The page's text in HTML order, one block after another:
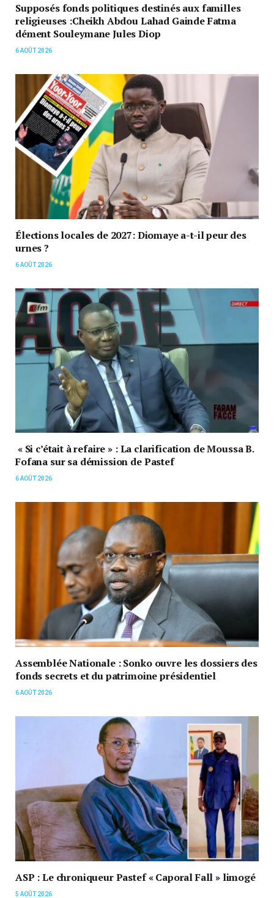
Supposés fonds politiques destinés aux familles
religieuses :Cheikh Abdou Lahad Gainde Fatma
dément Souleymane Jules Diop
6 AOÛT 2026
Élections locales de 2027: Diomaye a-t-il peur des
urnes ?
6 AOÛT 2026
« Si c’était à refaire » : La clarification de Moussa B.
Fofana sur sa démission de Pastef
6 AOÛT 2026
Assemblée Nationale : Sonko ouvre les dossiers des
fonds secrets et du patrimoine présidentiel
6 AOÛT 2026
ASP : Le chroniqueur Pastef « Caporal Fall » limogé
5 AOÛT 2026